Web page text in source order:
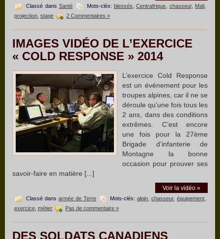
Classé dans Santé Mots-clés:blessés ,Centrafrique chasseur, Mali
projection stage 2 Commentaires »
IMAGES VIDÉO DE L’EXERCICE
« COLD RESPONSE » 2014
L’exercice Cold Response
est un événement pour les
troupes alpines, car il ne se
déroule qu’une fois tous les
2 ans, dans des conditions
extrêmes. C’est encore
une fois pour la 27ème
Brigade d’infanterie de
Montagne la bonne
occasion pour prouver ses
savoir-faire en matière [...]
Voir la vidéo »
Classé dans armée de Terre Mots-clés: alpin chasseur, équipement
exercice métier Pas de commentaire »
DES SOLDATS CANADIENS